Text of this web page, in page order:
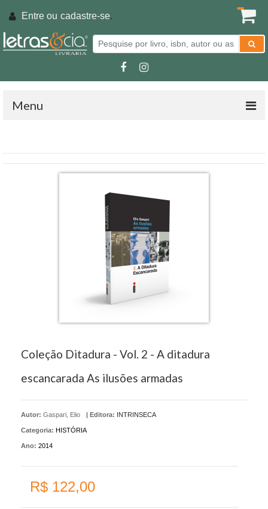
Entre ou cadastre-se.
Menu
Coleção Ditadura - Vol. 2 - A ditadura
escancarada As ilusões armadas
Autor: Gaspari, Elio | Editora: INTRINSECA
Categoria: HISTÓRIA
Ano: 2014
R$ 122,00